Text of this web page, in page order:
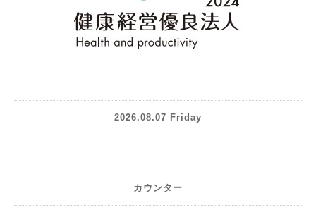
2026.08.07 Friday
カウンター